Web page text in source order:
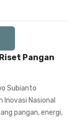
Pangan
Subianto
Nasional
pangan, energi,